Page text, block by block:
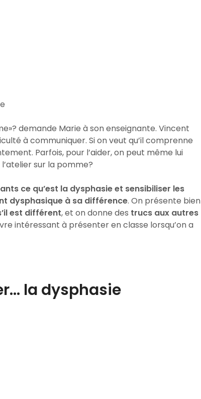
demande Marie à son enseignante. Vincent
à communiquer. Si on veut qu’il comprenne
Parfois, pour l’aider, on peut même lui
sur la pomme?
ce qu’est la dysphasie et sensibiliser les
dysphasique à sa différence. On présente bien
est différent, et on donne des trucs aux autres
intéressant à présenter en classe lorsqu’on a
la dysphasie